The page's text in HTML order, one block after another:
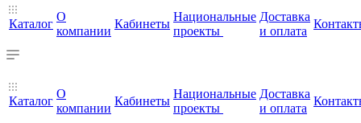
Каталог
О
компании
Кабинеты
Национальные
проекты
Доставка
и оплата
Каталог
О
компании
Кабинеты
Национальные
проекты
Доставка
и оплата